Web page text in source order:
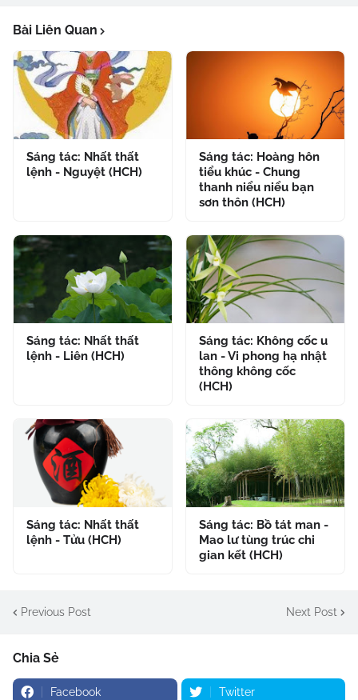
Bài Liên Quan
Sáng tác: Nhất thất
lệnh - Nguyệt (HCH)
Sáng tác: Hoàng hôn
tiểu khúc - Chung
thanh niểu niểu bạn
sơn thôn (HCH)
Sáng tác: Nhất thất
lệnh - Liên (HCH)
Sáng tác: Không cốc u
lan - Vi phong hạ nhật
thông không cốc
(HCH)
Sáng tác: Nhất thất
lệnh - Tửu (HCH)
Sáng tác: Bồ tát man -
Mao lư tùng trúc chi
gian kết (HCH)
Previous Post Next Post
Chia Sẻ
Facebook Twitter